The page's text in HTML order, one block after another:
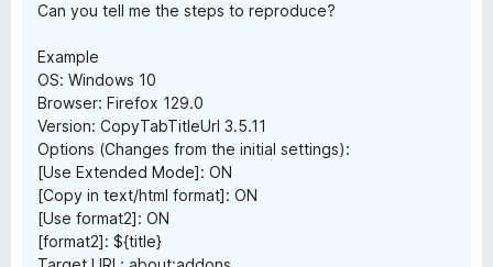
Can you tell me the steps to reproduce?
Example
OS: Windows 10
Browser: Firefox 129.0
Version: CopyTabTitleUrl 3.5.11
Options (Changes from the initial settings):
[Use Extended Mode]: ON
[Copy in text/html format]: ON
[Use format2]: ON
[format2]: ${title}